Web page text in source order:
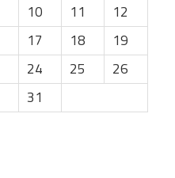
10 11
12
17 18
19
24 25
26
31